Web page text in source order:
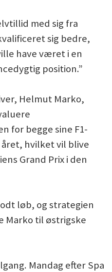
med sig fra
sig bedre,
have været i en
position.”
Helmut Marko,
for begge sine F1-
hvilket vil blive
Grand Prix i den
løb, og strategien
Marko til østrigske
Mandag efter Spa